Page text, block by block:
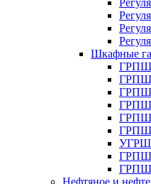
Шкафные
Нефтяное и